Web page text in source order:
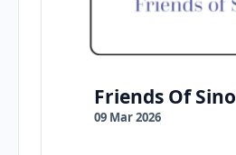
Friends Of Sino
09 Mar 2026